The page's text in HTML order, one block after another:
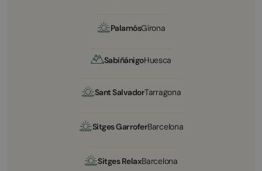
PalamósGirona
SabiñánigoHuesca
Sant SalvadorTarragona
Sitges GarroferBarcelona
Sitges RelaxBarcelona